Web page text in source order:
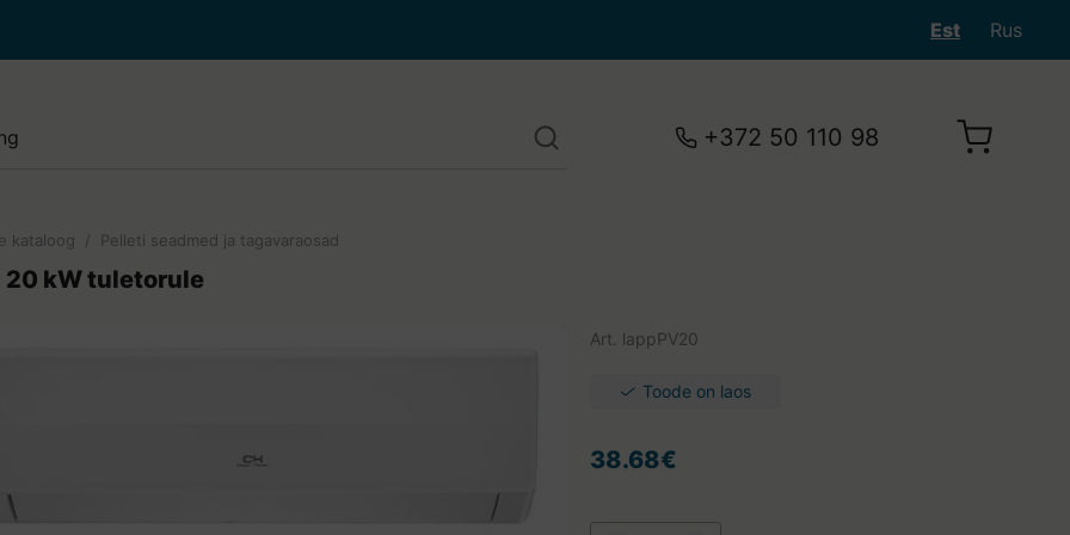
ja puhastus
paigaldus ja hooldus
Est Rus
+372 50 110 98
Teie ostukorv on tühi.
kataloog / Pelleti seadmed ja tagavaraosad
20 kW tuletorule
Art. lappPV20
Toode on laos
38.68€